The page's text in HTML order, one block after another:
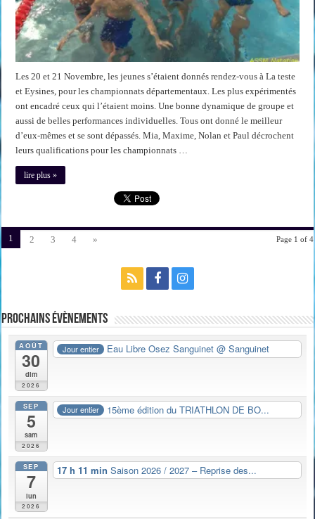
Les 20 et 21 Novembre, les jeunes s’étaient donnés rendez-vous à La teste
et Eysines, pour les championnats départementaux. Les plus expérimentés
ont encadré ceux qui l’étaient moins. Une bonne dynamique de groupe et
aussi de belles performances individuelles. Tous ont donné le meilleur
d’eux-mêmes et se sont dépassés. Mia, Maxime, Nolan et Paul décrochent
leurs qualifications pour les championnats …
lire plus »
Page 1 of 4
1 2 3 4 »
Prochains évènements
AOÛT
30
dim
2026
Jour entier Eau Libre Osez Sanguinet@ Sanguinet
SEP
5
sam
2026
Jour entier 15ème édition du TRIATHLON DE BO...
SEP
7
lun
2026
17 h 11 min Saison 2026 / 2027 – Reprise des...